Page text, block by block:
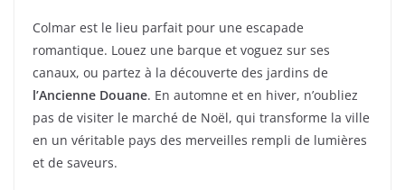
Colmar est le lieu parfait pour une escapade
romantique. Louez une barque et voguez sur ses
canaux, ou partez à la découverte des jardins de
l’Ancienne Douane. En automne et en hiver, n’oubliez
pas de visiter le marché de Noël, qui transforme la ville
en un véritable pays des merveilles rempli de lumières
et de saveurs.